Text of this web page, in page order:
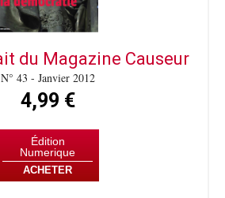
du Magazine Causeur
N° 43 - Janvier 2012
4,99 €
Édition
Numerique
ACHETER